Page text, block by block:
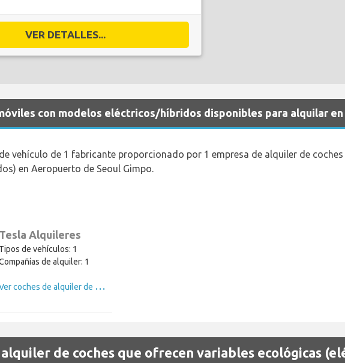
VER DETALLES...
con modelos eléctricos/híbridos disponibles para alquilar
vehículo de 1 fabricante proporcionado por 1 empresa de alquiler de
en Aeropuerto de Seoul Gimpo.
Tesla Alquileres
Tipos de vehículos: 1
de alquiler: 1
V
er coches de alquiler de Tesla
alquiler de coches que ofrecen variables ecológicas